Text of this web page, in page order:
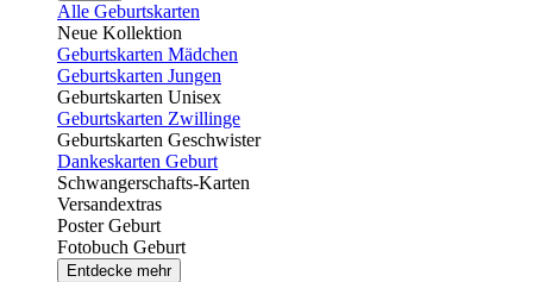
Alle Geburtskarten
Neue Kollektion
Geburtskarten Mädchen
Geburtskarten Jungen
Geburtskarten Unisex
Geburtskarten Zwillinge
Geburtskarten Geschwister
Dankeskarten Geburt
Schwangerschafts-Karten
Versandextras
Poster Geburt
Fotobuch Geburt
Entdecke mehr